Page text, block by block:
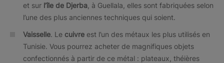
et sur l’île de Djerba , à Guellala, elles sont fabriquées selon
l’une des plus anciennes techniques qui soient.
Vaisselle. Le cuivre est l’un des métaux les plus utilisés en
Tunisie. Vous pourrez acheter de magnifiques objets
confectionnés à partir de ce métal : plateaux, théières